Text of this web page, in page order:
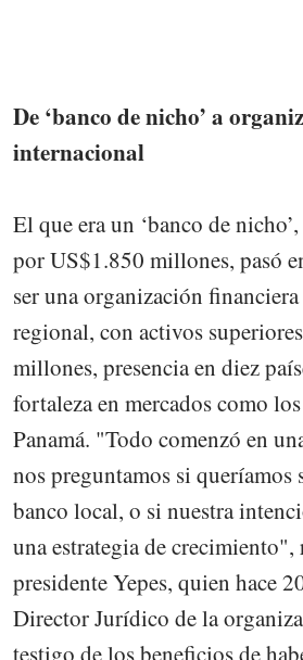
De ‘banco de nicho’ a
internacional
El que era un ‘banco de
por US$1.850 millones, pasó
ser una organización financiera
regional, con activos
millones, presencia en diez
fortaleza en mercados como
Panamá. "Todo comenzó en
nos preguntamos si queríamos
banco local, o si nuestra
una estrategia de crecimiento",
presidente Yepes, quien hace
Director Jurídico de la
testigo de los beneficios de